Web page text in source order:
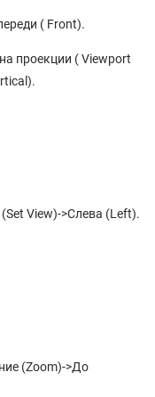
( Front).
проекции ( Viewport
View)->Слева (Left).
(Zoom)->До